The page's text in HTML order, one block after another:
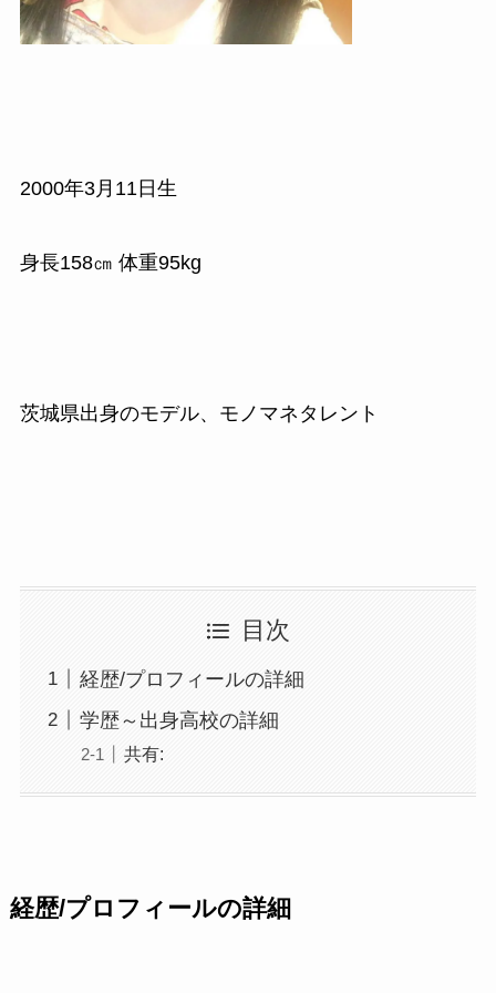
2000年3月 11 日生
身長158㎝ 体重95kg
茨城県出身のモデル、モノマネタレント
目次
経歴/プロフィールの詳細
学歴～出身高校の詳細
共有:
経歴/プロフィールの詳細